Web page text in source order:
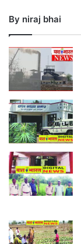
दर्दनाक
उतरा
ग्रामीण
भी
झुलसा
By niraj bhai